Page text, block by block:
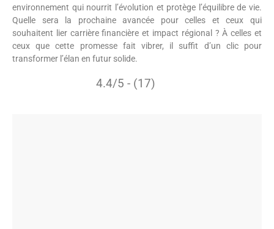
environnement qui nourrit l’évolution et protège l’équilibre de vie.
Quelle sera la prochaine avancée pour celles et ceux qui
souhaitent lier carrière financière et impact régional ? À celles et
ceux que cette promesse fait vibrer, il suffit d’un clic pour
transformer l’élan en futur solide.
4.4/5 - (17)